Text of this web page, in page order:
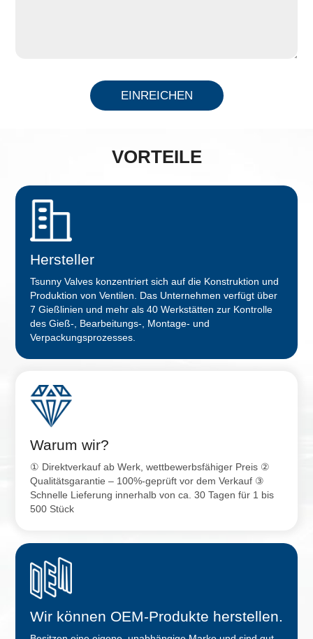
EINREICHEN
VORTEILE
Hersteller
Tsunny Valves konzentriert sich auf die Konstruktion und
Produktion von Ventilen. Das Unternehmen verfügt über
7 Gießlinien und mehr als 40 Werkstätten zur Kontrolle
des Gieß-, Bearbeitungs-, Montage- und
Verpackungsprozesses.
Warum wir?
① Direktverkauf ab Werk, wettbewerbsfähiger Preis ②
Qualitätsgarantie – 100%-geprüft vor dem Verkauf ③
Schnelle Lieferung innerhalb von ca. 30 Tagen für 1 bis
500 Stück
Wir können OEM-Produkte herstellen.